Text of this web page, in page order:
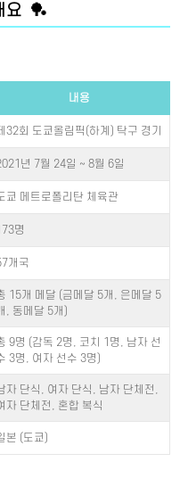
요 🏓
내용
32회 도쿄올림픽(하계) 탁구 경기
년 7월 24일 ~ 8월 6일
쿄 메트로폴리탄 체육관
명
개국
15개 메달 (금메달 5개, 은메달 5
, 동메달 5개)
9명 (감독 2명, 코치 1명, 남자 선
3명, 여자 선수 3명)
자 단식, 여자 단식, 남자 단체전,
자 단체전, 혼합 복식
본 (도쿄)